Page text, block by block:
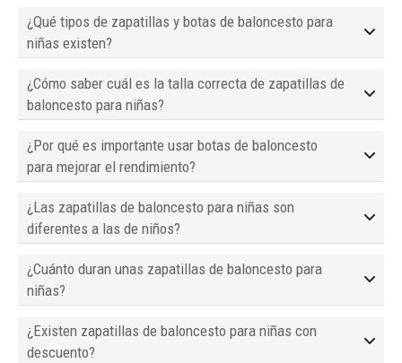
¿Qué tipos de zapatillas y botas de baloncesto para
niñas existen?
¿Cómo saber cuál es la talla correcta de zapatillas de
baloncesto para niñas?
¿Por qué es importante usar botas de baloncesto
para mejorar el rendimiento?
¿Las zapatillas de baloncesto para niñas son
diferentes a las de niños?
¿Cuánto duran unas zapatillas de baloncesto para
niñas?
¿Existen zapatillas de baloncesto para niñas con
descuento?